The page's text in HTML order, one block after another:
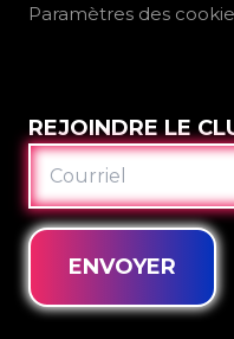
Paramètres des
REJOINDRE LE
COURRIEL
ENVOYER